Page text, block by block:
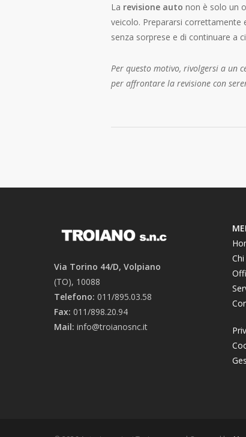
La revisione auto non è solo un
veicolo. Prepararsi correttamente
senza sorprese e di continuare a
Per questo motivo, rivolgersi a un
per affrontare la revisione con
Via Torino 44/D, Volpiano
(TO), 10088
Telefono: 011/895.03.58
Fax: 011/898.20.94
Mail: info@troianosnc.it